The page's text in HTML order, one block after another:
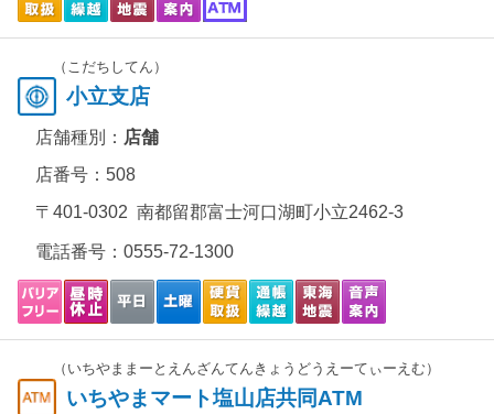
（こだちしてん）
小立支店
店舗種別： 店舗
店番号：508
〒401-0302 南都留郡富士河口湖町小立2462-3
電話番号： 0555-72-1300
（いちやままーとえんざんてんきょうどうえーてぃーえむ）
いちやまマート塩山店共同ATM